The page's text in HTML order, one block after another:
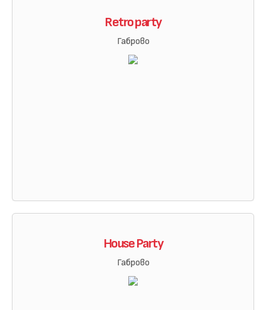
Retro party
Габрово
House Party
Габрово